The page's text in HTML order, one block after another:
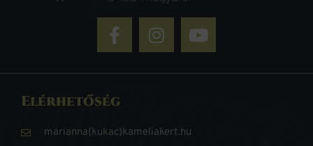
Elérhetőség
marianna(kukac)kameliakert.hu